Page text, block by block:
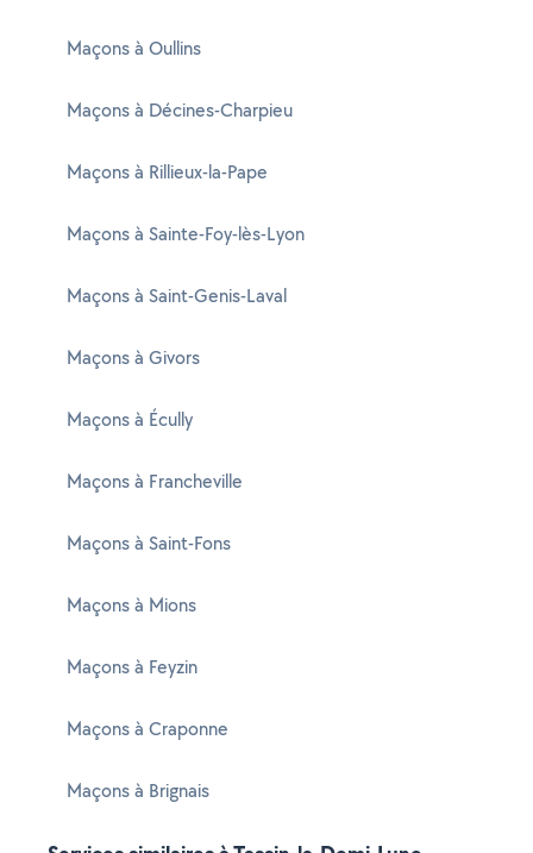
Maçons à Oullins
Maçons à Décines-Charpieu
Maçons à Rillieux-la-Pape
Maçons à Sainte-Foy-lès-Lyon
Maçons à Saint-Genis-Laval
Maçons à Givors
Maçons à Écully
Maçons à Francheville
Maçons à Saint-Fons
Maçons à Mions
Maçons à Feyzin
Maçons à Craponne
Maçons à Brignais